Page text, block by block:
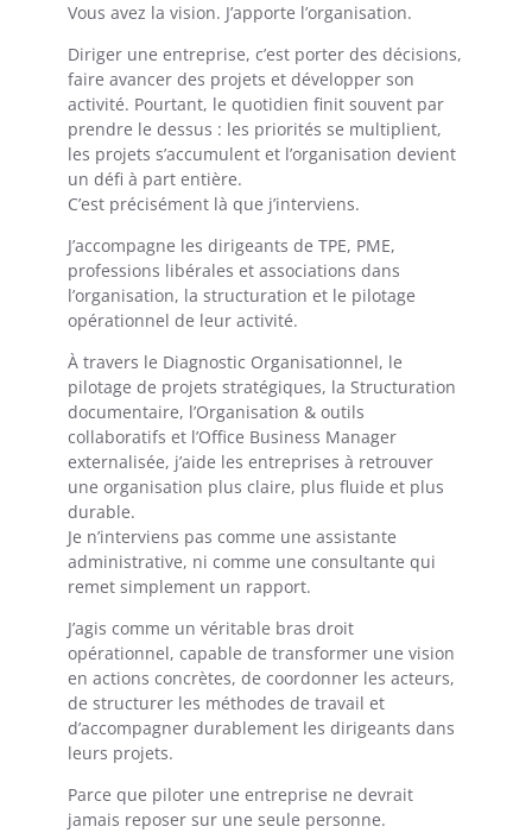
Vous avez la vision. J’apporte l’organisation.
Diriger une entreprise, c’est porter des décisions,
faire avancer des projets et développer son
activité. Pourtant, le quotidien finit souvent par
prendre le dessus : les priorités se multiplient,
les projets s’accumulent et l’organisation devient
un défi à part entière.
C’est précisément là que j’interviens.
J’accompagne les dirigeants de TPE, PME,
professions libérales et associations dans
l’organisation, la structuration et le pilotage
opérationnel de leur activité.
À travers le Diagnostic Organisationnel, le
pilotage de projets stratégiques, la Structuration
documentaire, l’Organisation & outils
collaboratifs et l’Office Business Manager
externalisée, j’aide les entreprises à retrouver
une organisation plus claire, plus fluide et plus
durable.
Je n’interviens pas comme une assistante
administrative, ni comme une consultante qui
remet simplement un rapport.
J’agis comme un véritable bras droit
opérationnel, capable de transformer une vision
en actions concrètes, de coordonner les acteurs,
de structurer les méthodes de travail et
d’accompagner durablement les dirigeants dans
leurs projets.
Parce que piloter une entreprise ne devrait
jamais reposer sur une seule personne.